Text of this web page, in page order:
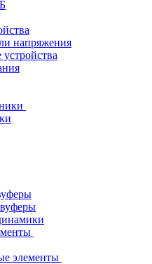
напряжения
элементы